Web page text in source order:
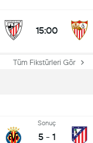
15:00
Tüm Fikstürleri Gör
Sonuç
5 - 1